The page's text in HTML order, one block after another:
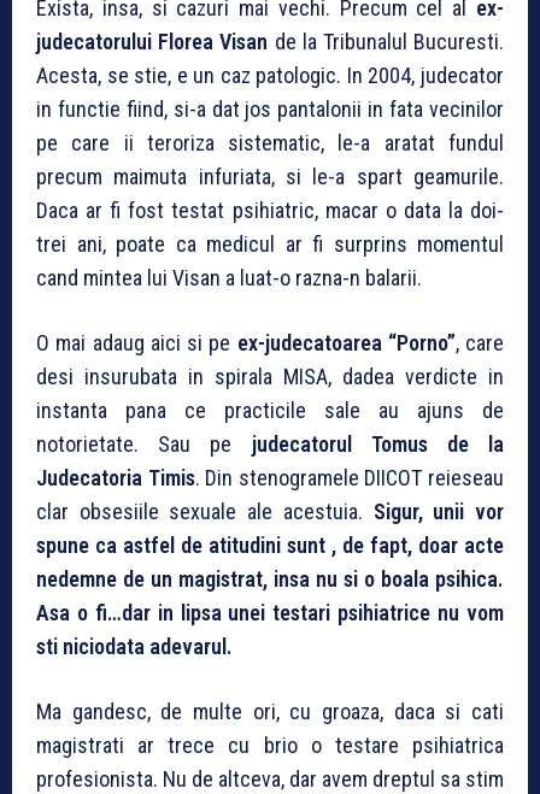
Exista, insa, si cazuri mai vechi. Precum cel al ex-
judecatorului Florea Visan de la Tribunalul Bucuresti.
Acesta, se stie, e un caz patologic. In 2004, judecator
in functie fiind, si-a dat jos pantalonii in fata vecinilor
pe care ii teroriza sistematic, le-a aratat fundul
precum maimuta infuriata, si le-a spart geamurile.
Daca ar fi fost testat psihiatric, macar o data la doi-
trei ani, poate ca medicul ar fi surprins momentul
cand mintea lui Visan a luat-o razna-n balarii.
O mai adaug aici si pe ex-judecatoarea “Porno”, care
desi insurubata in spirala MISA, dadea verdicte in
instanta pana ce practicile sale au ajuns de
notorietate. Sau pe judecatorul Tomus de la
Judecatoria Timis. Din stenogramele DIICOT reieseau
clar obsesiile sexuale ale acestuia. Sigur, unii vor
spune ca astfel de atitudini sunt , de fapt, doar acte
nedemne de un magistrat, insa nu si o boala psihica.
Asa o fi…dar in lipsa unei testari psihiatrice nu vom
sti niciodata adevarul.
Ma gandesc, de multe ori, cu groaza, daca si cati
magistrati ar trece cu brio o testare psihiatrica
profesionista. Nu de altceva, dar avem dreptul sa stim